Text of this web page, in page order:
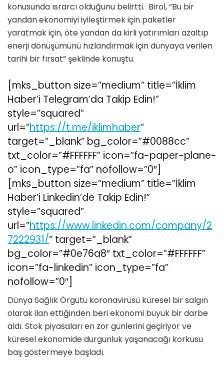
konusunda ısrarcı olduğunu belirtti. Birol, “Bu bir
yandan ekonomiyi iyileştirmek için paketler
yaratmak için, öte yandan da kirli yatırımları azaltıp
enerji dönüşümünü hızlandırmak için dünyaya verilen
tarihi bir fırsat” şeklinde konuştu.
[mks_button size=”medium” title=”İklim
Haber’i Telegram’da Takip Edin!”
style=”squared”
url=”https://t.me/iklimhaber”
target=”_blank” bg_color=”#0088cc”
txt_color=”#FFFFFF” icon=”fa-paper-plane-
o” icon_type=”fa” nofollow=”0″]
[mks_button size=”medium” title=”İklim
Haber’i Linkedin’de Takip Edin!”
style=”squared”
url=”https://www.linkedin.com/company/2
7222931/” target=”_blank”
bg_color=”#0e76a8″ txt_color=”#FFFFFF”
icon=”fa-linkedin” icon_type=”fa”
nofollow=”0″]
Dünya Sağlık Örgütü koronavirüsü küresel bir salgın
olarak ilan ettiğinden beri ekonomi büyük bir darbe
aldı. Stok piyasaları en zor günlerini geçiriyor ve
küresel ekonomide durgunluk yaşanacağı korkusu
baş göstermeye başladı.